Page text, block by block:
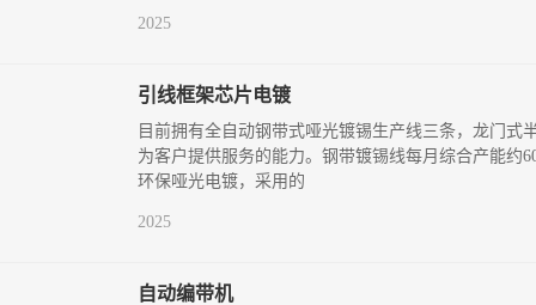
2025
引线框架芯片电镀
目前拥有全自动钢带式哑光镀锡生产线三条，龙门
为客户提供服务的能力。钢带镀锡线每月综合产能约
环保哑光电镀，采用的
2025
自动编带机